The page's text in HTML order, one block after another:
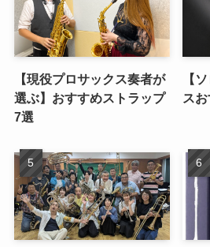
【現役プロサックス奏者が
選ぶ】おすすめストラップ
7選
【
ス